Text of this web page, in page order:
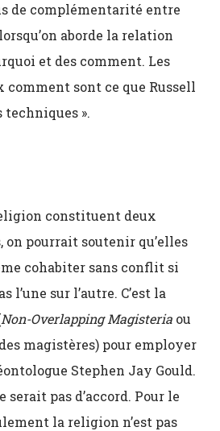
de complémentarité entre
aborde la relation
et des comment. Les
comment sont ce que Russell
techniques ».
constituent deux
on pourrait soutenir qu’elles
cohabiter sans conflit si
l’une sur l’autre. C’est la
Non-Overlapping Magisteria ou
magistères) pour employer
Stephen Jay Gould.
serait pas d’accord. Pour le
la religion n’est pas